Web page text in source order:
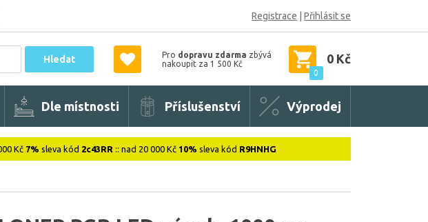
Registrace Přihlásit se
Hledat Pro dopravu zdarma zbývá
nakoupit za 1 500 Kč
0
0 Kč
Dle místnosti Příslušenství Výprodej
Kč 7% sleva kód 2c43RR :: nad 20 000 Kč 10% sleva kód R9HNHG